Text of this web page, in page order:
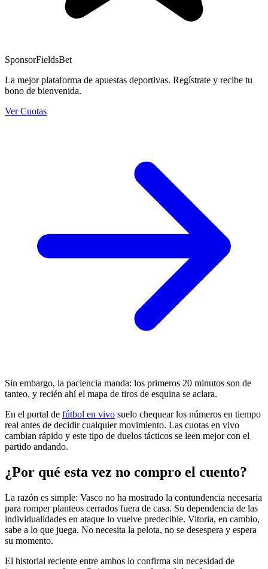
SponsorFieldsBet
La mejor plataforma de apuestas deportivas. Regístrate y recibe tu
bono de bienvenida.
Ver Cuotas
Sin embargo, la paciencia manda: los primeros 20 minutos son de
tanteo, y recién ahí el mapa de tiros de esquina se aclara.
En el portal de fútbol en vivo suelo chequear los números en tiempo
real antes de decidir cualquier movimiento. Las cuotas en vivo
cambian rápido y este tipo de duelos tácticos se leen mejor con el
partido andando.
¿Por qué esta vez no compro el cuento?
La razón es simple: Vasco no ha mostrado la contundencia necesaria
para romper planteos cerrados fuera de casa. Su dependencia de las
individualidades en ataque lo vuelve predecible. Vitoria, en cambio,
sabe a lo que juega. No necesita la pelota, no se desespera y espera
su momento.
El historial reciente entre ambos lo confirma sin necesidad de